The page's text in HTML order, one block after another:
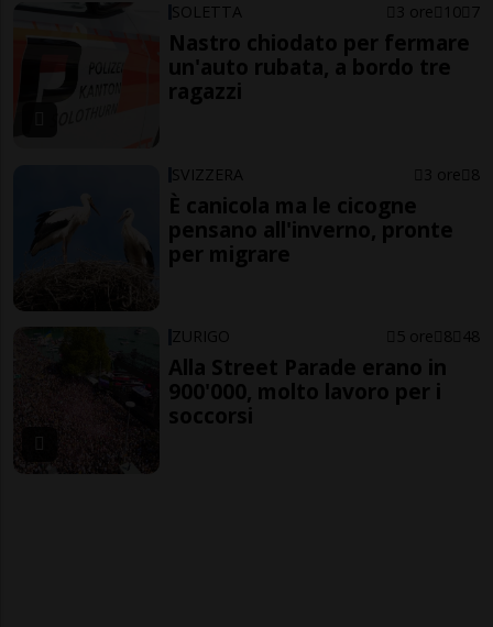
SOLETTA 3 ore 10 7
Nastro chiodato per fermare
un'auto rubata, a bordo tre
ragazzi
SVIZZERA 3 ore 8
È canicola ma le cicogne
pensano all'inverno, pronte
per migrare
ZURIGO 5 ore 8 48
Alla Street Parade erano in
900'000, molto lavoro per i
soccorsi